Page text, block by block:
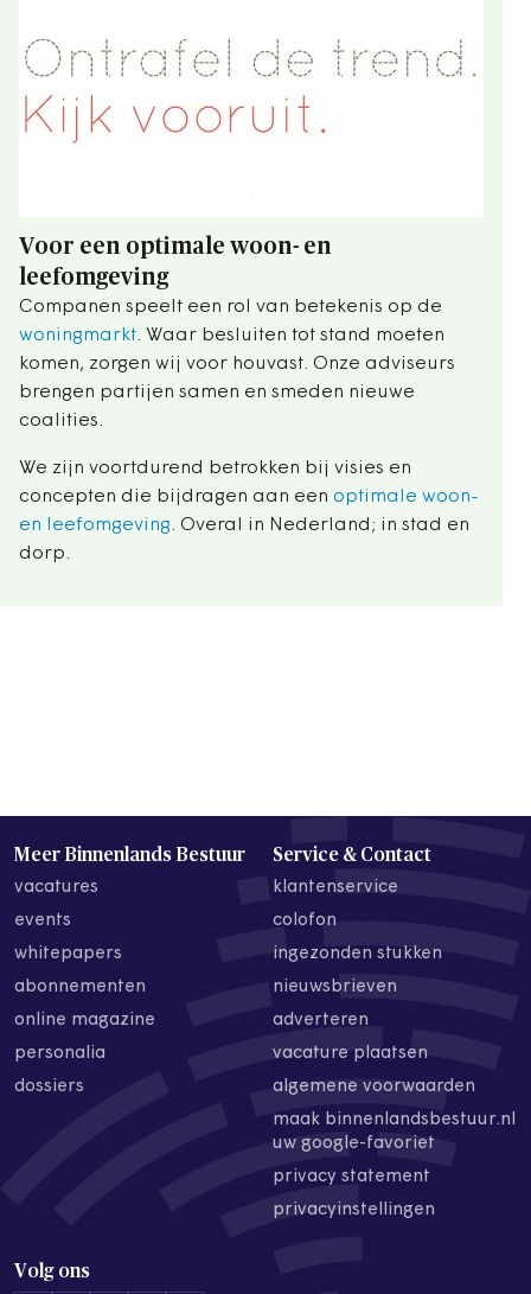
Voor een optimale woon- en
leefomgeving
Companen speelt een rol van betekenis op de
woningmarkt. Waar besluiten tot stand moeten
komen, zorgen wij voor houvast. Onze adviseurs
brengen partijen samen en smeden nieuwe
coalities.
We zijn voortdurend betrokken bij visies en
concepten die bijdragen aan een optimale woon-
en leefomgeving. Overal in Nederland; in stad en
dorp.
Meer Binnenlands Bestuur
vacatures
events
whitepapers
abonnementen
online magazine
personalia
dossiers
Service & Contact
klantenservice
colofon
ingezonden stukken
nieuwsbrieven
adverteren
vacature plaatsen
algemene voorwaarden
maak binnenlandsbestuur.nl
uw google-favoriet
privacy statement
privacyinstellingen
Volg ons